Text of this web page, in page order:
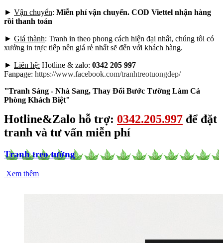
► Vận chuyển: Miễn phí vận chuyển. COD Viettel nhận hàng
rồi thanh toán
► Giá thành: Tranh in theo phong cách hiện đại nhất, chúng tôi có
xưởng in trực tiếp nên giá rẻ nhất sẽ đến với khách hàng.
► Liên hệ: Hotline & zalo: 0342 205 997
Fanpage: https://www.facebook.com/tranhtreotuongdep/
"Tranh Sáng - Nhà Sang, Thay Đổi Bước Tường Làm Cả
Phòng Khách Biệt"
Hotline&Zalo hỗ trợ: 0342.205.997 để đặt
tranh và tư vấn miễn phí
Tranh treo tường
Xem thêm